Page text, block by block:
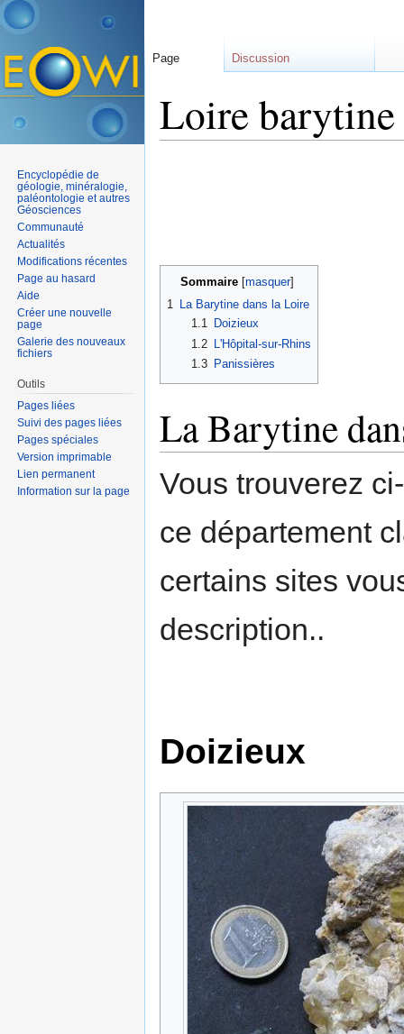
Loire barytine
Sommaire masquer]
1 La Barytine dans la Loire
1.1
Doizieux
1.2
L'Hôpital-sur-Rhins
1.3
Panissières
La Barytine
Vous trouverez
ce département
certains sites
description..
Doizieux
Page Discussion
Encyclopédie de
géologie, minéralogie,
paléontologie et autres
Géosciences
Communauté
Actualités
Modifications récentes
Page au hasard
Aide
Créer une nouvelle
page
Galerie des nouveaux
fichiers
Outils
Pages liées
Suivi des pages liées
Pages spéciales
Version imprimable
Lien permanent
Information sur la page